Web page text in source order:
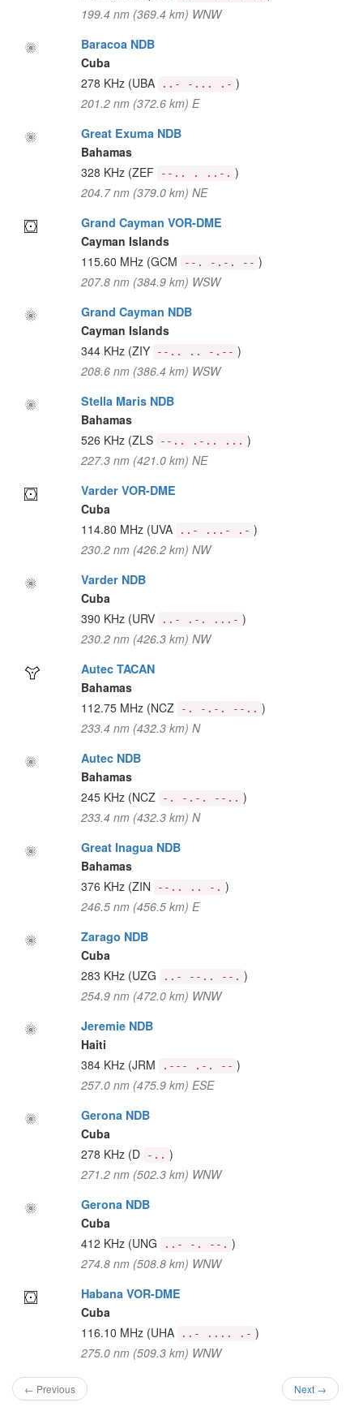
199.4 nm (369.4 km) WNW
Baracoa NDB
Cuba
278 KHz (UBA ..- -... .- )
201.2 nm (372.6 km) E
Great Exuma NDB
Bahamas
328 KHz (ZEF --.. . ..-. )
204.7 nm (379.0 km) NE
Grand Cayman VOR-DME
Cayman Islands
115.60 MHz (GCM --. -.-. -- )
207.8 nm (384.9 km) WSW
Grand Cayman NDB
Cayman Islands
344 KHz (ZIY --.. .. -.-- )
208.6 nm (386.4 km) WSW
Stella Maris NDB
Bahamas
526 KHz (ZLS --.. .-.. ... )
227.3 nm (421.0 km) NE
Varder VOR-DME
Cuba
114.80 MHz (UVA ..- ...- .- )
230.2 nm (426.2 km) NW
Varder NDB
Cuba
390 KHz (URV ..- .-. ...- )
230.2 nm (426.3 km) NW
Autec TACAN
Bahamas
112.75 MHz (NCZ -. -.-. --.. )
233.4 nm (432.3 km) N
Autec NDB
Bahamas
245 KHz (NCZ -. -.-. --.. )
233.4 nm (432.3 km) N
Great Inagua NDB
Bahamas
376 KHz (ZIN --.. .. -. )
246.5 nm (456.5 km) E
Zarago NDB
Cuba
283 KHz (UZG ..- --.. --. )
254.9 nm (472.0 km) WNW
Jeremie NDB
Haiti
384 KHz (JRM .--- .-. -- )
257.0 nm (475.9 km) ESE
Gerona NDB
Cuba
278 KHz (D -.. )
271.2 nm (502.3 km) WNW
Gerona NDB
Cuba
412 KHz (UNG ..- -. --. )
274.8 nm (508.8 km) WNW
Habana VOR-DME
Cuba
116.10 MHz (UHA ..- .... .- )
275.0 nm (509.3 km) WNW
← Previous Next →